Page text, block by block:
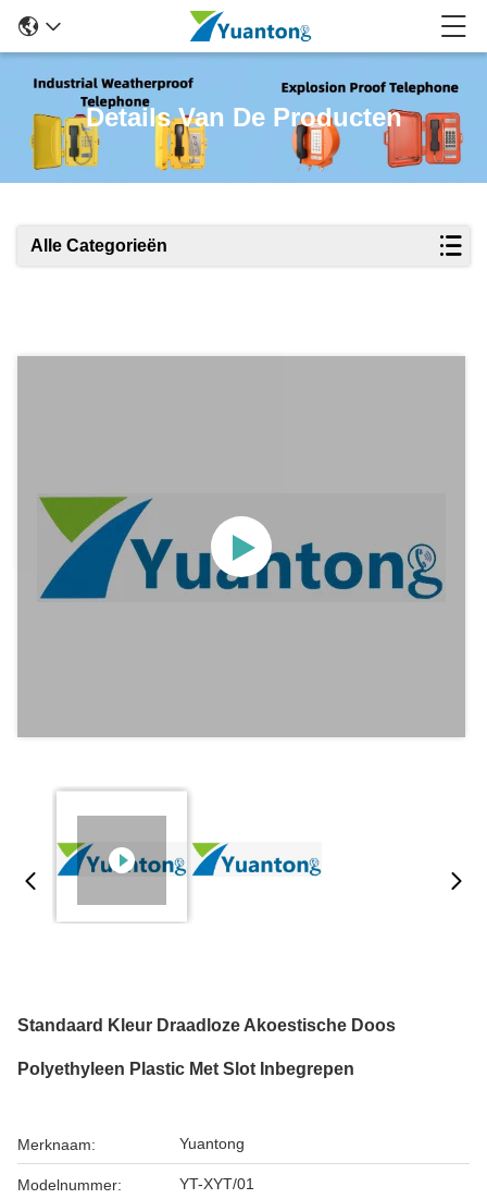
Details Van De Producten
Alle Categorieën
Standaard Kleur Draadloze Akoestische Doos
Polyethyleen Plastic Met Slot Inbegrepen
Merknaam: Yuantong
Modelnummer: YT-XYT/01